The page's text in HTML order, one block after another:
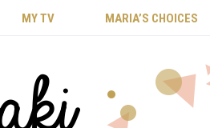
MY TV ΜARIA’S CHOICES